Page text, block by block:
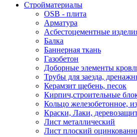
Стройматериалы
OSB - плита
Арматура
Асбестоцементные
Балка
Баннерная ткань
Газобетон
Доборные элементы
Трубы для заезда,
Керамзит щебень, песок
Кирпич,строительные
Кольцо железобетонное,
Краски, Лаки,
Лист металлический
Лист плоский